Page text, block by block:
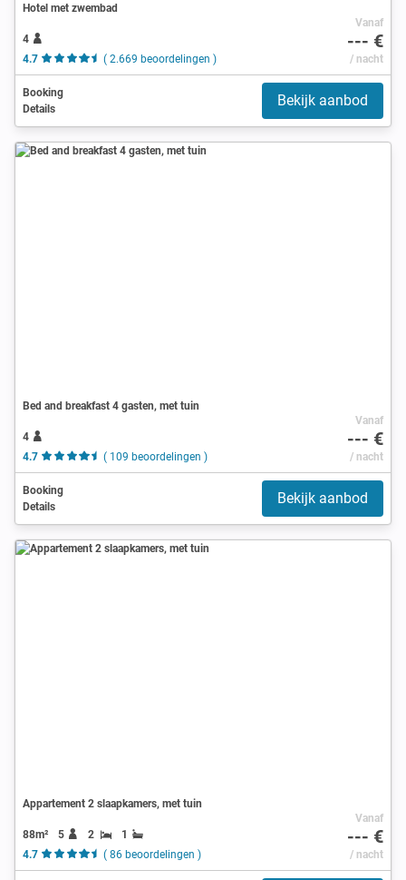
Hotel met zwembad
4
4.7
( 2.669 beoordelingen )
Vanaf
--- €
/ nacht
Booking
Details
Bekijk aanbod
Bed and breakfast 4 gasten, met tuin
4
4.7
( 109 beoordelingen )
Vanaf
--- €
/ nacht
Booking
Details
Bekijk aanbod
Appartement 2 slaapkamers, met tuin
88m² 5 2
1
4.7
( 86 beoordelingen )
Vanaf
--- €
/ nacht